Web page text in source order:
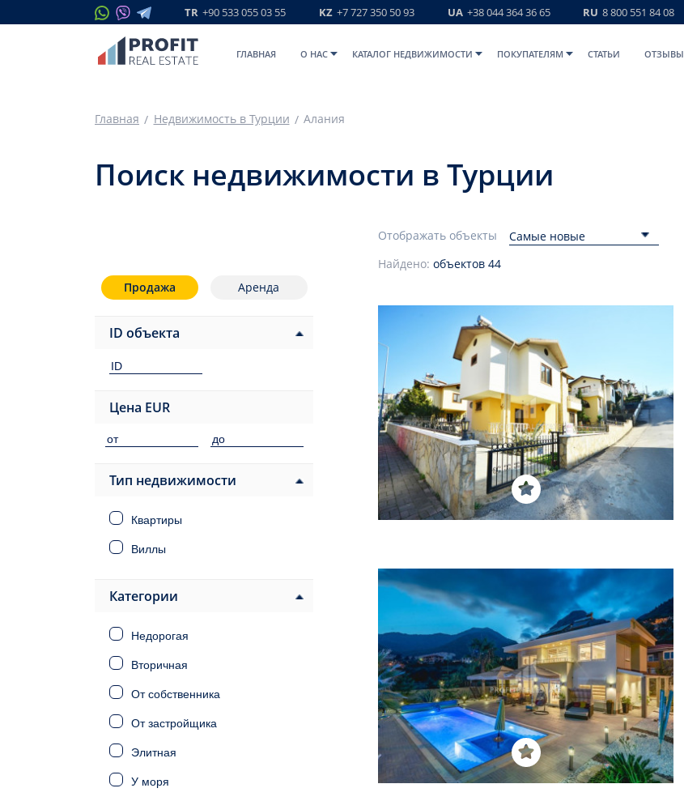
TR +90 533 055 03 55 KZ +7 727 350 50 93 UA +38 044 364 36 65 RU 8 800 551 84 08
ГЛАВНАЯ O НАС КАТАЛОГ НЕДВИЖИМОСТИ ПОКУПАТЕЛЯМ СТАТЬИ ОТЗЫВЫ
Главная Недвижимость в Турции Алания
Поиск недвижимости в Турции
Продажа Аренда
ID объекта
Цена EUR
Тип недвижимости
Квартиры
Виллы
Категории
Недорогая
Вторичная
От собственника
От застройщика
Элитная
У моря
Отображать объекты Самые новые
Найдено: объектов 44